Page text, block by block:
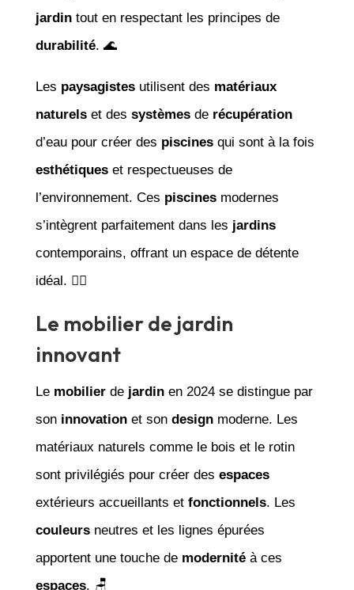
jardintout en respectant les principes de
durabilité. 🌊
Les paysagistesutilisent des matériaux
naturelset des systèmesde récupération
d’eau pour créer des piscinesqui sont à la fois
esthétiqueset respectueuses de
l’environnement. Ces piscinesmodernes
s’intègrent parfaitement dans les jardins
contemporains, offrant un espace de détente
idéal. 🏊‍♂️
Le mobilier de jardin
innovant
Le mobilierde jardinen 2024 se distingue par
son innovationet son designmoderne. Les
matériaux naturels comme le bois et le rotin
sont privilégiés pour créer des espaces
extérieurs accueillants et fonctionnels. Les
couleursneutres et les lignes épurées
apportent une touche de modernitéà ces
espaces. 🪑